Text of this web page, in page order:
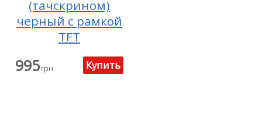
(тачскрином)
черный с рамкой
TFT
995грн